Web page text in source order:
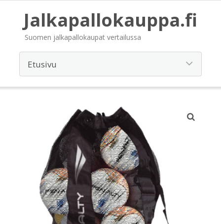
Jalkapallokauppa.fi
Suomen jalkapallokaupat vertailussa